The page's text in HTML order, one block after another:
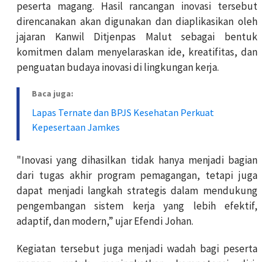
peserta magang. Hasil rancangan inovasi tersebut
direncanakan akan digunakan dan diaplikasikan oleh
jajaran Kanwil Ditjenpas Malut sebagai bentuk
komitmen dalam menyelaraskan ide, kreatifitas, dan
penguatan budaya inovasi di lingkungan kerja.
Baca juga:
Lapas Ternate dan BPJS Kesehatan Perkuat
Kepesertaan Jamkes
"Inovasi yang dihasilkan tidak hanya menjadi bagian
dari tugas akhir program pemagangan, tetapi juga
dapat menjadi langkah strategis dalam mendukung
pengembangan sistem kerja yang lebih efektif,
adaptif, dan modern,” ujar Efendi Johan.
Kegiatan tersebut juga menjadi wadah bagi peserta